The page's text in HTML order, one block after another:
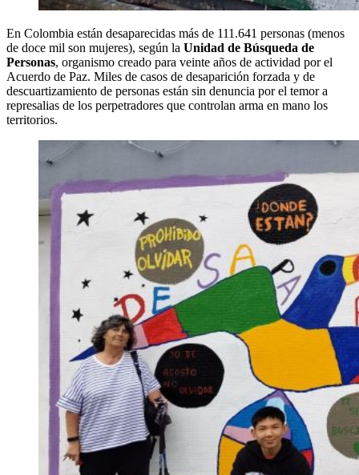
En Colombia están desaparecidas más de 111.641 personas (menos
de doce mil son mujeres), según la Unidad de Búsqueda de
Personas, organismo creado para veinte años de actividad por el
Acuerdo de Paz. Miles de casos de desaparición forzada y de
descuartizamiento de personas están sin denuncia por el temor a
represalias de los perpetradores que controlan arma en mano los
territorios.